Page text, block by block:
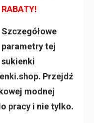
RABATY!
Szczegółowe
parametry tej
sukienki
Przejdź
modnej
pracy i nie tylko.